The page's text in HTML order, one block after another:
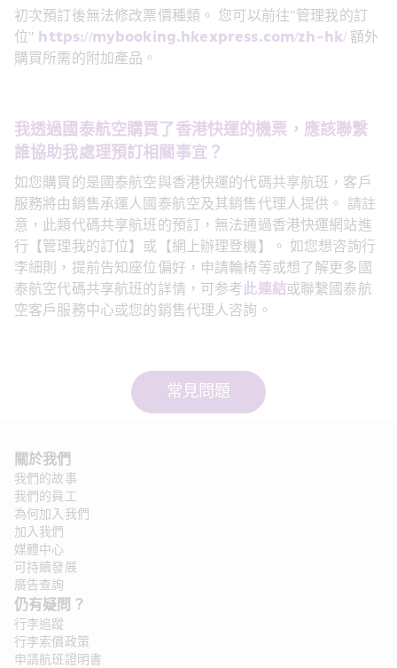
初次預訂後無法修改票價種類。 您可以前往"管理我的訂
位" https://mybooking.hkexpress.com/zh-hk/ 額外
購買所需的附加產品。
我透過國泰航空購買了香港快運的機票，應該聯繫
誰協助我處理預訂相關事宜？
如您購買的是國泰航空與香港快運的代碼共享航班，客戶
服務將由銷售承運人國泰航空及其銷售代理人提供。 請註
意，此類代碼共享航班的預訂，無法通過香港快運網站進
行【管理我的訂位】或【網上辦理登機】。 如您想咨詢行
李細則，提前告知座位偏好，申請輪椅等或想了解更多國
泰航空代碼共享航班的詳情，可参考此連結或聯繫國泰航
空客戶服務中心或您的銷售代理人咨詢。
常見問題
關於我們
我們的故事
我們的員工
為何加入我們
加入我們
媒體中心
可持續發展
廣告查詢
仍有疑問？
行李追蹤
行李索償政策
申請航班證明書